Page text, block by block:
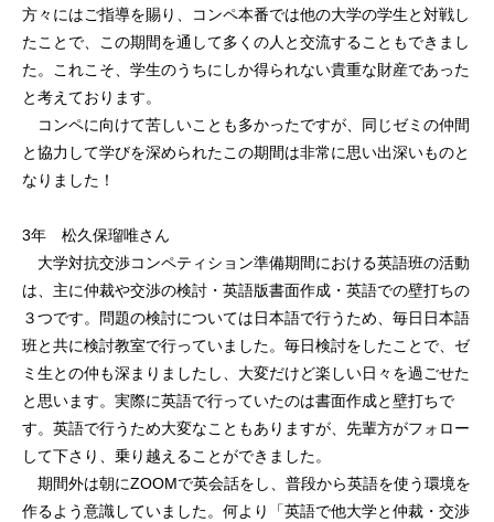
方々にはご指導を賜り、コンペ本番では他の大学の学生と対戦し
たことで、この期間を通して多くの人と交流することもできまし
た。これこそ、学生のうちにしか得られない貴重な財産であった
と考えております。
コンペに向けて苦しいことも多かったですが、同じゼミの仲間
と協力して学びを深められたこの期間は非常に思い出深いものと
なりました！
3年 松久保瑠唯さん
大学対抗交渉コンペティション準備期間における英語班の活動
は、主に仲裁や交渉の検討・英語版書面作成・英語での壁打ちの
３つです。問題の検討については日本語で行うため、毎日日本語
班と共に検討教室で行っていました。毎日検討をしたことで、ゼ
ミ生との仲も深まりましたし、大変だけど楽しい日々を過ごせた
と思います。実際に英語で行っていたのは書面作成と壁打ちで
す。英語で行うため大変なこともありますが、先輩方がフォロー
して下さり、乗り越えることができました。
期間外は朝にZOOMで英会話をし、普段から英語を使う環境を
作るよう意識していました。何より「英語で他大学と仲裁・交渉